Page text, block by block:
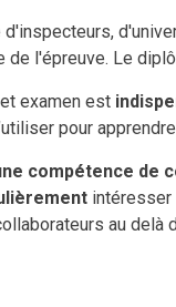
d'inspecteurs,
de l'épreuve. Le
examen est
pour
compétence de
intéresser
au delà